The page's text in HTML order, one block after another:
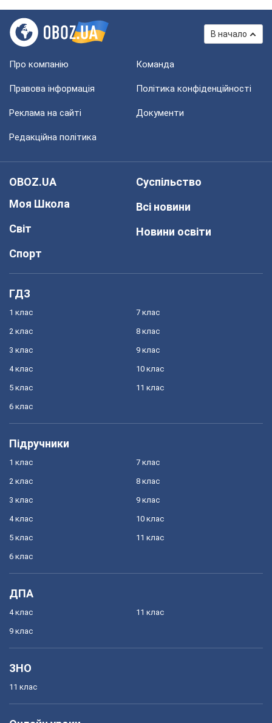
В начало
Про компанію Команда
Правова інформація Політика конфіденційності
Реклама на сайті Документи
Редакційна політика
OBOZ.UA
Моя Школа
Світ
Спорт
Суспільство
Всі новини
Новини освіти
ГДЗ
1 клас
2 клас
3 клас
4 клас
5 клас
6 клас
7 клас
8 клас
9 клас
10 клас
11 клас
Підручники
1 клас
2 клас
3 клас
4 клас
5 клас
6 клас
7 клас
8 клас
9 клас
10 клас
11 клас
ДПА
4 клас
9 клас
11 клас
ЗНО
11 клас